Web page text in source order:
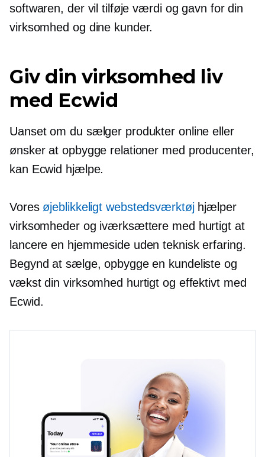
softwaren, der vil tilføje værdi og gavn for din
virksomhed og dine kunder.
Giv din virksomhed liv
med Ecwid
Uanset om du sælger produkter online eller
ønsker at opbygge relationer med producenter,
kan Ecwid hjælpe.
Vores øjeblikkeligt webstedsværktøjhjælper
virksomheder og iværksættere med hurtigt at
lancere en hjemmeside uden teknisk erfaring.
Begynd at sælge, opbygge en kundeliste og
vækst din virksomhed hurtigt og effektivt med
Ecwid.